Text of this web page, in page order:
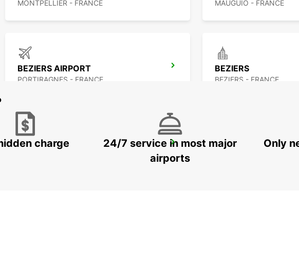
MONTPELLIER - FRANCE MAUGUIO - FRANCE
BEZIERS AIRPORT
PORTIRAGNES - FRANCE
BEZIERS
BEZIERS - FRANCE
ARLES -IKC- NARBONNE
charge
24/7 service in most major
airports
Only